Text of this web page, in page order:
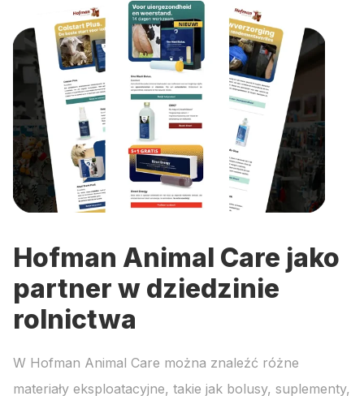
Hofman Animal Care jako
partner w dziedzinie
rolnictwa
W Hofman Animal Care można znaleźć różne
materiały eksploatacyjne, takie jak bolusy, suplementy,